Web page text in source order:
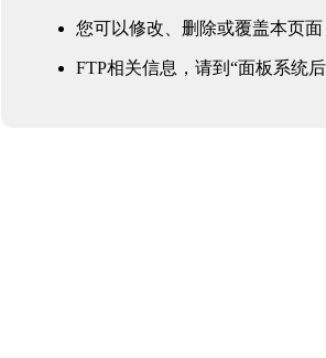
您可以修改、删除或覆盖本页面
FTP相关信息，请到“面板系统